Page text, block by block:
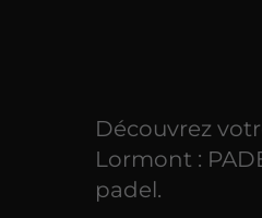
Découvrez
Lormont :
padel.